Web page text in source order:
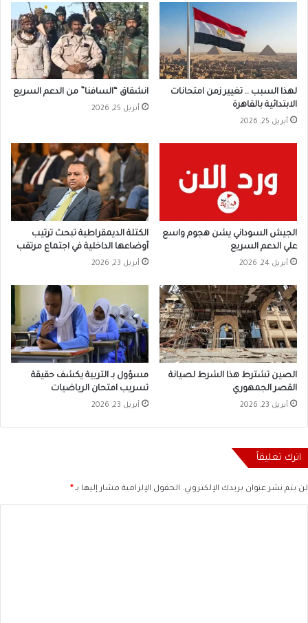
لهذا السبب .. تغيير زمن امتحانات
الابتدائية بالقاهرة
أبريل 25, 2026
انشقاق “السافنا” من الدعم السريع
أبريل 25, 2026
الجيش السوداني يشن هجوم واسع
علي الدعم السريع
أبريل 24, 2026
الكتلة الديمقراطية تبحث ترتيب
أوضاعها الداخلية في اجتماع مرتقب
أبريل 23, 2026
الصين تشترط هذا الشرط لصيانة
القصر الجمهوري
أبريل 23, 2026
مسؤول بـ التربية يكشف حقيقة
تسريب امتحان الرياضيات
أبريل 23, 2026
اترك تعليقاً
لن يتم نشر عنوان بريدك الإلكتروني. الحقول الإلزامية مشار إليها بـ *